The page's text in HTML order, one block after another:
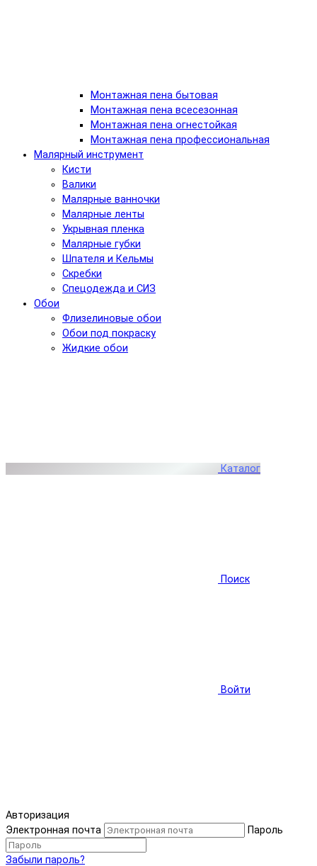
Монтажная пена бытовая
Монтажная пена всесезонная
Монтажная пена огнестойкая
Монтажная пена профессиональная
Малярный инструмент
Кисти
Валики
Малярные ванночки
Малярные ленты
Укрывная пленка
Малярные губки
Шпателя и Кельмы
Скребки
Спецодежда и СИЗ
Обои
Флизелиновые обои
Обои под покраску
Жидкие обои
Каталог
Поиск
Войти
Авторизация
Электронная почта
Пароль
Забыли пароль?